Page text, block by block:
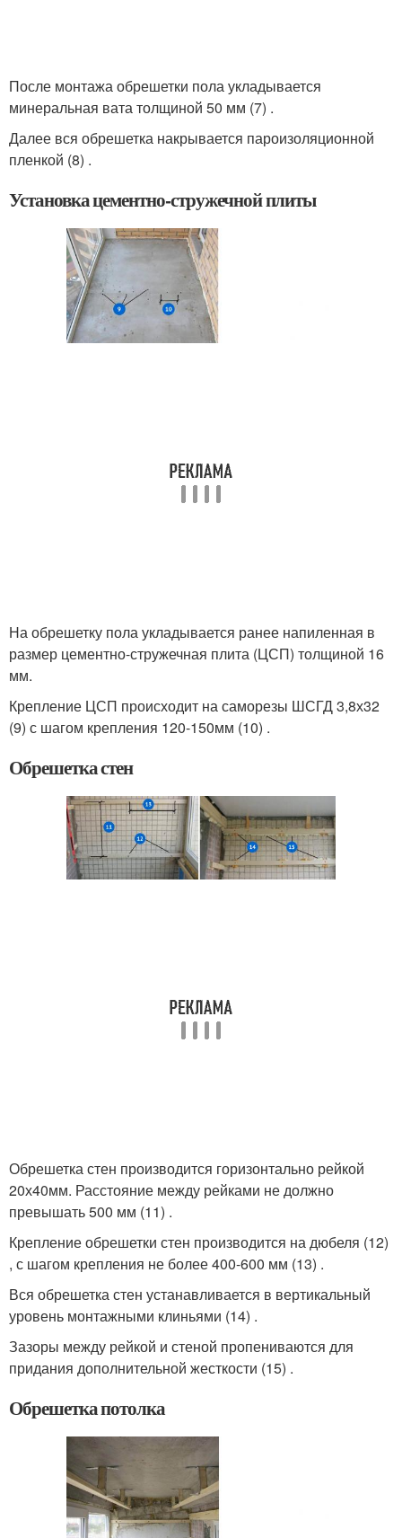
После монтажа обрешетки пола укладывается
минеральная вата толщиной 50 мм (7) .
Далее вся обрешетка накрывается пароизоляционной
пленкой (8) .
Установка цементно-стружечной плиты
На обрешетку пола укладывается ранее напиленная в
размер цементно-стружечная плита (ЦСП) толщиной 16
мм.
Крепление ЦСП происходит на саморезы ШСГД 3,8х32
(9) с шагом крепления 120-150мм (10) .
Обрешетка стен
Обрешетка стен производится горизонтально рейкой
20х40мм. Расстояние между рейками не должно
превышать 500 мм (11) .
Крепление обрешетки стен производится на дюбеля (12)
, с шагом крепления не более 400-600 мм (13) .
Вся обрешетка стен устанавливается в вертикальный
уровень монтажными клиньями (14) .
Зазоры между рейкой и стеной пропениваются для
придания дополнительной жесткости (15) .
Обрешетка потолка